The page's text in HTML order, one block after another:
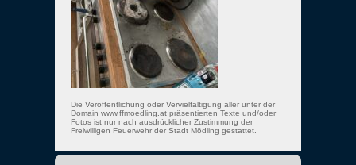
Die Veröffentlichung oder Vervielfältigung aller unter der
Domain www.ffmoedling.at präsentierten Texte und/oder
Fotos ist nur nach ausdrücklicher Zustimmung der
Freiwilligen Feuerwehr der Stadt Mödling gestattet.